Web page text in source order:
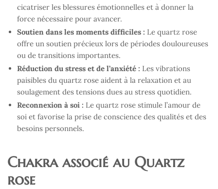
cicatriser les blessures émotionnelles et à donner la
force nécessaire pour avancer.
Soutien dans les moments difficiles : Le quartz rose
offre un soutien précieux lors de périodes douloureuses
ou de transitions importantes.
Réduction du stress et de l’anxiété : Les vibrations
paisibles du quartz rose aident à la relaxation et au
soulagement des tensions dues au stress quotidien.
Reconnexion à soi : Le quartz rose stimule l’amour de
soi et favorise la prise de conscience des qualités et des
besoins personnels.
Chakra associé au Quartz
rose